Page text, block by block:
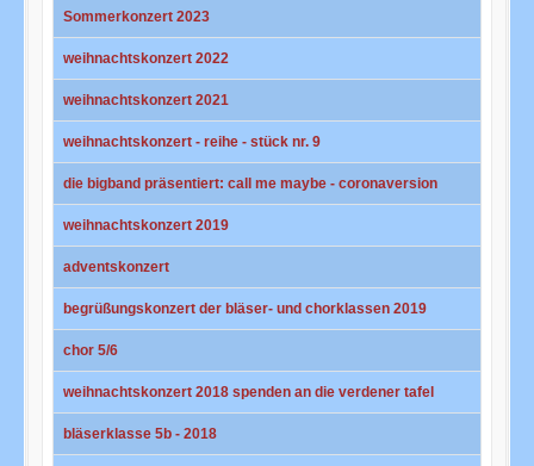
Sommerkonzert 2023
weihnachtskonzert 2022
weihnachtskonzert 2021
weihnachtskonzert - reihe - stück nr. 9
die bigband präsentiert: call me maybe - coronaversion
weihnachtskonzert 2019
adventskonzert
begrüßungskonzert der bläser- und chorklassen 2019
chor 5/6
weihnachtskonzert 2018 spenden an die verdener tafel
bläserklasse 5b - 2018